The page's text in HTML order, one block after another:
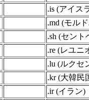
.is (アイス
.md (モル
.sh (セント
.re (レユニ
.lu (ルクセ
.kr (大韓民
.ir (イラン)